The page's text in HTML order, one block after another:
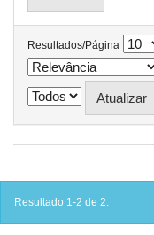
Resultados/Página
Resultado 1-2 de 2.